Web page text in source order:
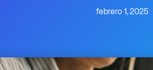
febrero 1, 2025